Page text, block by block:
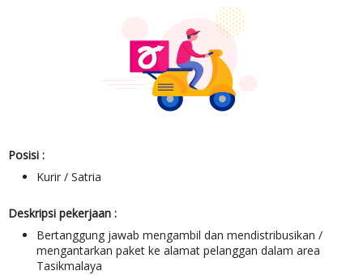
Posisi :
Kurir / Satria
Deskripsi pekerjaan :
Bertanggung jawab mengambil dan mendistribusikan /
mengantarkan paket ke alamat pelanggan dalam area
Tasikmalaya